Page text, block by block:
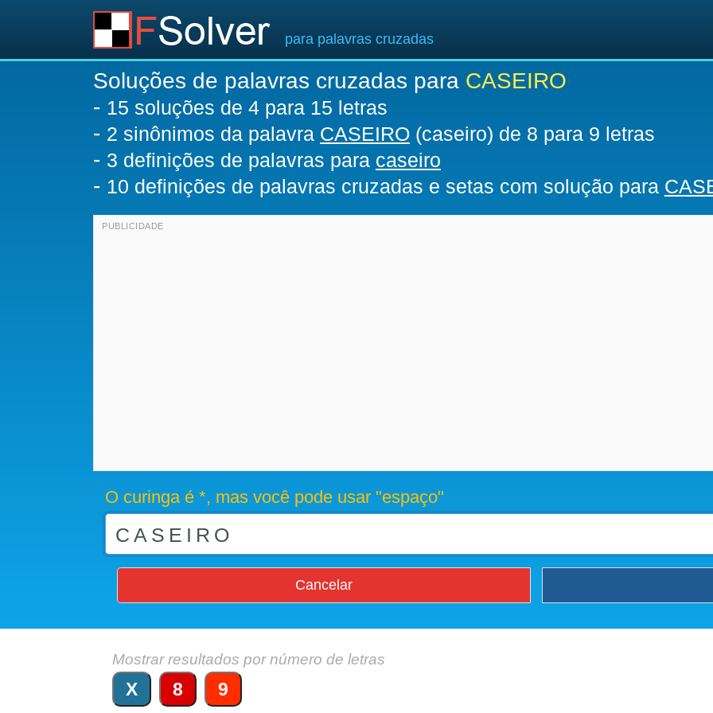
para palavras cruzadas
Soluções de palavras cruzadas para CASEIRO
- 15 soluções de 4 para 15 letras
- 2 sinônimos da palavra CASEIRO (caseiro) de 8 para 9 letras
- 3 definições de palavras para caseiro
- 10 definições de palavras cruzadas e setas com solução para
O curinga é *, mas você pode usar "espaço"
Cancelar
Mostrar resultados por número de letras
X 8 9